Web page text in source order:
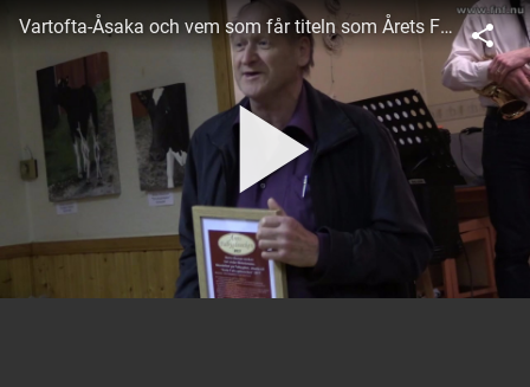
Vartofta-Åsaka och vem som får titeln som Årets Falbygdssocken